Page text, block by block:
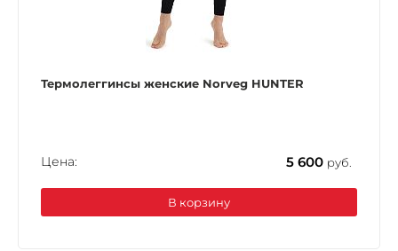
Термолеггинcы женские Norveg HUNTER
Цена: 5 600 руб.
В корзину